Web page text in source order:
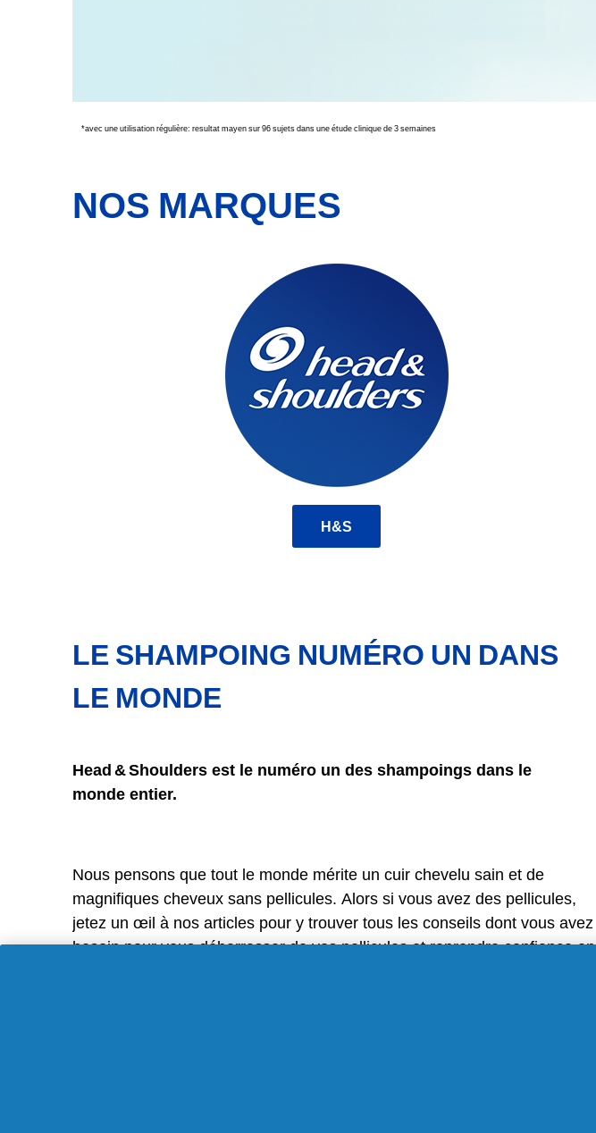
*avec une utilisation régulière: resultat mayen sur 96 sujets dans uneétude clinique de 3 semaines
NOS MARQUES
H&S
LE SHAMPOING NUMÉRO UN DANS
LE MONDE
Head & Shoulders est le numéro un des shampoings dans le
monde entier.
Nous pensons que tout le monde mérite un cuir chevelu sain et de
magnifiques cheveux sans pellicules. Alors si vous avez des pellicules,
jetez un œil à nos articles pour y trouver tous les conseils dont vous avez
besoin pour vous débarrasser de vos pellicules et reprendre confiance en